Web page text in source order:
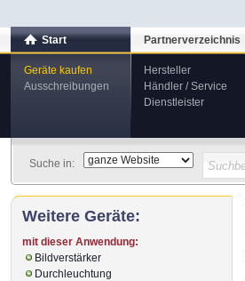
Start
Geräte kaufen
Ausschreibungen
Partnerverzeichnis
Hersteller
Händler / Service
Dienstleister
Suche in:
Weitere Geräte:
mit dieser Anwendung:
Bildverstärker
Durchleuchtung